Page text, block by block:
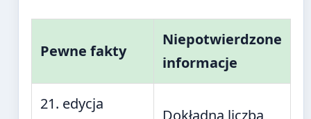
Pewne fakty
Niepotwierdzone
informacje
21. edycja
Dokładna liczba